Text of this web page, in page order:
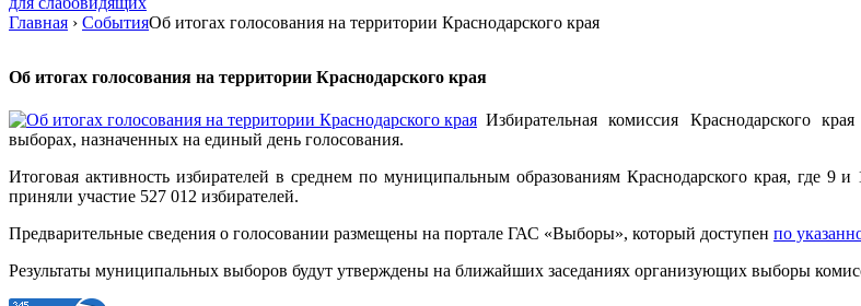
Главная › СобытияОб итогах голосования на территории Краснодарского края
Об итогах голосования на территории Краснодарского края
Избирательная комиссия Краснодарского
выборах, назначенных на единый день голосования.
Итоговая активность избирателей в среднем по муниципальным образованиям Краснодарского края, где
приняли участие 527 012 избирателей.
Предварительные сведения о голосовании размещены на портале ГАС «Выборы», который доступен по
Результаты муниципальных выборов будут утверждены на ближайших заседаниях организующих выборы